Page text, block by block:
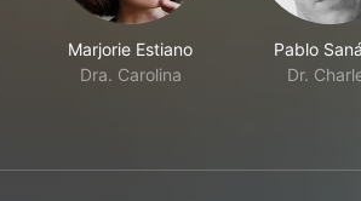
Marjorie Estiano
Dra. Carolina
Pablo
Dr.